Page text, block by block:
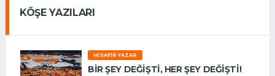
KÖŞE YAZILARI
MISAFIR YAZAR
BIR ŞEY DEĞIŞTI, HER ŞEY DEĞIŞTI!